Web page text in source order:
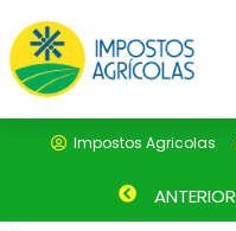
para
Impostos Agricolas
Anterior
ANTERIOR